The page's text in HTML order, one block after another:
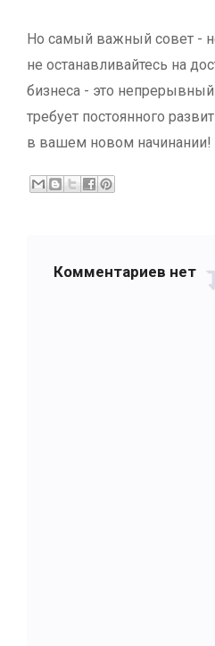
Но самый важный совет -
не останавливайтесь на
бизнеса - это
требует постоянного
в вашем новом начинании!
Комментариев нет